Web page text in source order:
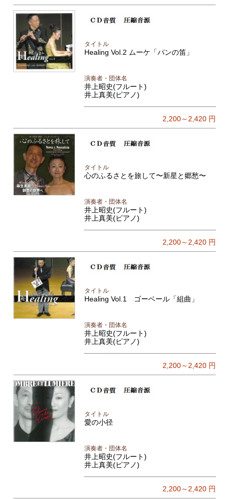
タイトル
Healing Vol.2 ムーケ「パンの笛」
演奏者・団体名
井上昭史(フルート)
井上真美(ピアノ)
2,200～2,420円
タイトル
心のふるさとを旅して〜新星と郷愁〜
演奏者・団体名
井上昭史(フルート)
井上真美(ピアノ)
2,200～2,420円
タイトル
Healing Vol.1 ゴーベール「組曲」
演奏者・団体名
井上昭史(フルート)
井上真美(ピアノ)
2,200～2,420円
タイトル
愛の小径
演奏者・団体名
井上昭史(フルート)
井上真美(ピアノ)
2,200～2,420円